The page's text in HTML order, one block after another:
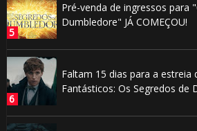
Pré-venda de ingressos para
Dumbledore" JÁ COMEÇOU!
Faltam 15 dias para a estreia
Fantásticos: Os Segredos de